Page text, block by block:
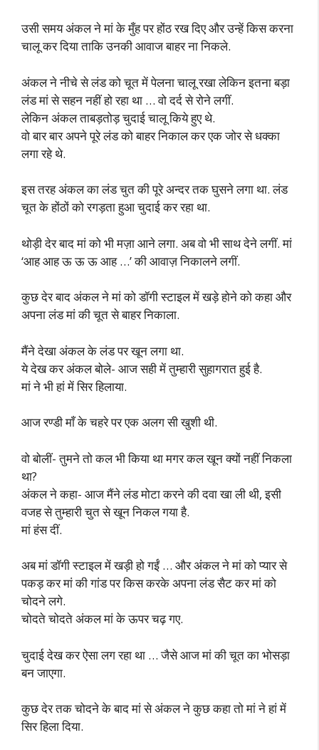
उसी समय अंकल ने मां के मुँह पर होंठ रख दिए और उन्हें किस करना
चालू कर दिया ताकि उनकी आवाज बाहर ना निकले.
अंकल ने नीचे से लंड को चूत में पेलना चालू रखा लेकिन इतना बड़ा
लंड मां से सहन नहीं हो रहा था … वो दर्द से रोने लगीं.
लेकिन अंकल ताबड़तोड़ चुदाई चालू किये हुए थे.
वो बार बार अपने पूरे लंड को बाहर निकाल कर एक जोर से धक्का
लगा रहे थे.
इस तरह अंकल का लंड चुत की पूरे अन्दर तक घुसने लगा था. लंड
चूत के होंठों को रगड़ता हुआ चुदाई कर रहा था.
थोड़ी देर बाद मां को भी मज़ा आने लगा. अब वो भी साथ देने लगीं. मां
‘आह आह ऊ ऊ ऊ आह …’ की आवाज़ निकालने लगीं.
कुछ देर बाद अंकल ने मां को डॉगी स्टाइल में खड़े होने को कहा और
अपना लंड मां की चूत से बाहर निकाला.
मैंने देखा अंकल के लंड पर खून लगा था.
ये देख कर अंकल बोले- आज सही में तुम्हारी सुहागरात हुई है.
मां ने भी हां में सिर हिलाया.
आज रण्डी माँ के चहरे पर एक अलग सी खुशी थी.
वो बोलीं- तुमने तो कल भी किया था मगर कल खून क्यों नहीं निकला
था?
अंकल ने कहा- आज मैंने लंड मोटा करने की दवा खा ली थी, इसी
वजह से तुम्हारी चुत से खून निकल गया है.
मां हंस दीं.
अब मां डॉगी स्टाइल में खड़ी हो गईं … और अंकल ने मां को प्यार से
पकड़ कर मां की गांड पर किस करके अपना लंड सैट कर मां को
चोदने लगे.
चोदते चोदते अंकल मां के ऊपर चढ़ गए.
चुदाई देख कर ऐसा लग रहा था … जैसे आज मां की चूत का भोसड़ा
बन जाएगा.
कुछ देर तक चोदने के बाद मां से अंकल ने कुछ कहा तो मां ने हां में
सिर हिला दिया.